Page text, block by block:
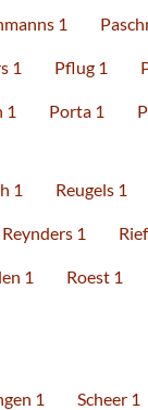
1
1 Pflug 1
1 Porta 1
1 Reugels 1
Reynders 1
1 Roest 1
1 Scheer 1